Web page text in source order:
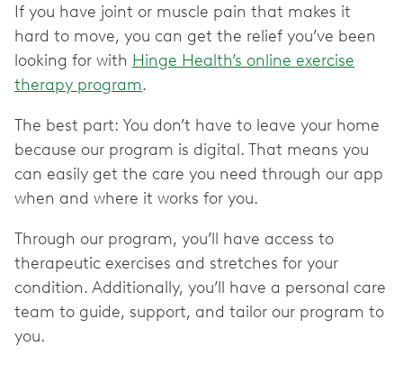
If you have joint or muscle pain that makes it
hard to move, you can get the relief you’ve been
looking for with Hinge Health’s online exercise
therapy program.
The best part: You don’t have to leave your home
because our program is digital. That means you
can easily get the care you need through our app
when and where it works for you.
Through our program, you’ll have access to
therapeutic exercises and stretches for your
condition. Additionally, you’ll have a personal care
team to guide, support, and tailor our program to
you.